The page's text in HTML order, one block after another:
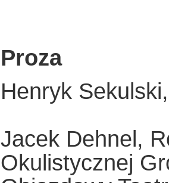
Proza
Henryk
Jacek Dehnel,
Okulistycznej